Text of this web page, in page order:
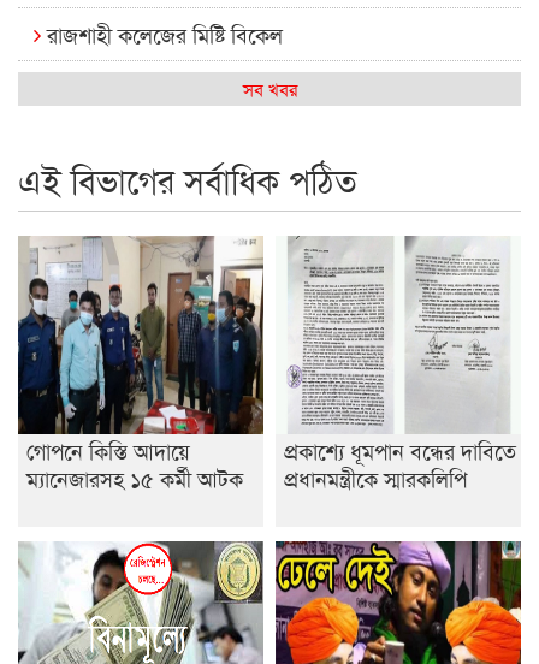
রাজশাহী কলেজের মিষ্টি বিকেল
কেমন আছে আমাদের দেশের মধ্যবিত্তরা
রাজশাইন একাডেমির ফল প্রকাশ ও পুরস্কার বিতরণ
রাজশাহী কলেজের শিক্ষার্থী শাখাওয়াত পেলেন স্টার এক্সিলেন্স
অ্যাওয়ার্ড
বিশ্ব নদী বিবস উপলক্ষে নদী সুরক্ষায় নাওযাত্রা
খেলার মাঠে বানানো হয়েছে গর্ত ঝুঁকিতে আষাড়িয়াদহর দুই
বিদ্যালয়
ইসলামের ইতিহাস ও সংস্কৃতি বিভাগের লাইট হাউজ ক্লাবের
নেতৃত্ব ইসতিয়াক-মাহফুজ
ডাকসুতে শিবিরের নিরঙ্কুশ জয়
রাজশাহীতে ট্রাকচাপায় ভ্যানচালক নিহত
শেষ সময়ে ভোট কারচুরি অভিযোগ আবিদের
সব খবর
এই বিভাগের সর্বাধিক পঠিত
গোপনে কিস্তি আদায়ে
ম্যানেজারসহ ১৫ কর্মী আটক
প্রকাশ্যে ধূমপান বন্ধের দাবিতে
প্রধানমন্ত্রীকে স্মারকলিপি